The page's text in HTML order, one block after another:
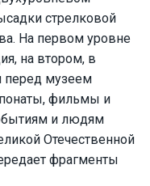
стрелковой
На первом уровне
на втором, в
перед музеем
фильмы и
и людям
Отечественной
фрагменты